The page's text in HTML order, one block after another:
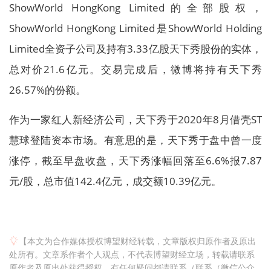
ShowWorld HongKong Limited的全部股权，
ShowWorld HongKong Limited是ShowWorld Holding
Limited全资子公司及持有3.33亿股天下秀股份的实体，
总对价21.6亿元。交易完成后，微博将持有天下秀
26.57%的份额。
作为一家红人新经济公司，天下秀于2020年8月借壳ST
慧球登陆资本市场。有意思的是，天下秀于盘中曾一度
涨停，截至早盘收盘，天下秀涨幅回落至6.6%报7.87
元/股，总市值142.4亿元，成交额10.39亿元。
【本文为合作媒体授权博望财经转载，文章版权归原作者及原出
处所有。文章系作者个人观点，不代表博望财经立场，转载请联系